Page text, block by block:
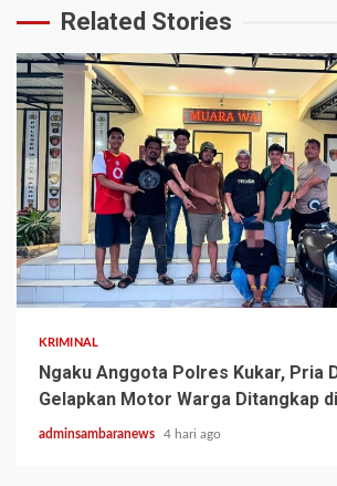
Related Stories
2 min read
KRIMINAL
Ngaku Anggota Polres Kukar, Pria
Gelapkan Motor Warga Ditangkap
adminsambaranews 4 hari ago